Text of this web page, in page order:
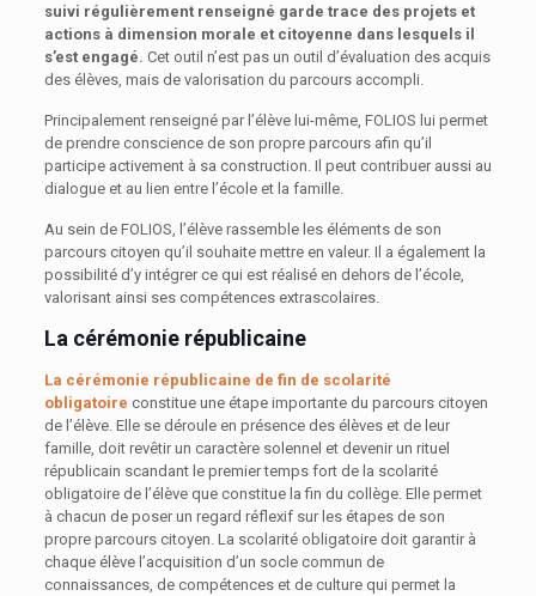
suivi régulièrement renseigné garde trace des projets et
actions à dimension morale et citoyenne dans lesquels il
s’est engagé. Cet outil n’est pas un outil d’évaluation des acquis
des élèves, mais de valorisation du parcours accompli.
Principalement renseigné par l’élève lui-même, FOLIOS lui permet
de prendre conscience de son propre parcours afin qu’il
participe activement à sa construction. Il peut contribuer aussi au
dialogue et au lien entre l’école et la famille.
Au sein de FOLIOS, l’élève rassemble les éléments de son
parcours citoyen qu’il souhaite mettre en valeur. Il a également la
possibilité d’y intégrer ce qui est réalisé en dehors de l’école,
valorisant ainsi ses compétences extrascolaires.
La cérémonie républicaine
La cérémonie républicaine de fin de scolarité
obligatoire constitue une étape importante du parcours citoyen
de l’élève. Elle se déroule en présence des élèves et de leur
famille, doit revêtir un caractère solennel et devenir un rituel
républicain scandant le premier temps fort de la scolarité
obligatoire de l’élève que constitue la fin du collège. Elle permet
à chacun de poser un regard réflexif sur les étapes de son
propre parcours citoyen. La scolarité obligatoire doit garantir à
chaque élève l’acquisition d’un socle commun de
connaissances, de compétences et de culture qui permet la